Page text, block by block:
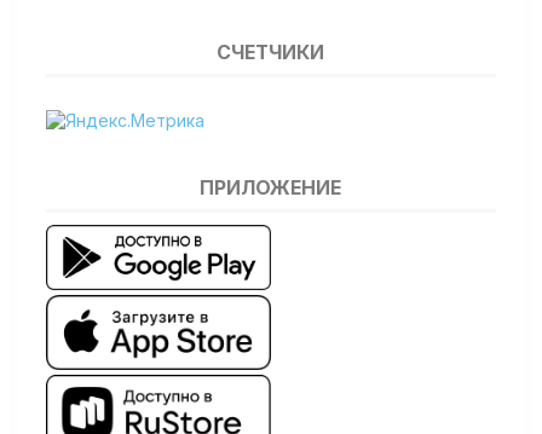
СЧЕТЧИКИ
ПРИЛОЖЕНИЕ